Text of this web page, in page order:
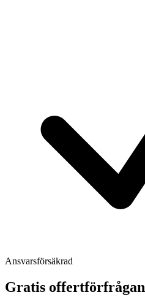
Ansvarsförsäkrad
Gratis offertförfrågan